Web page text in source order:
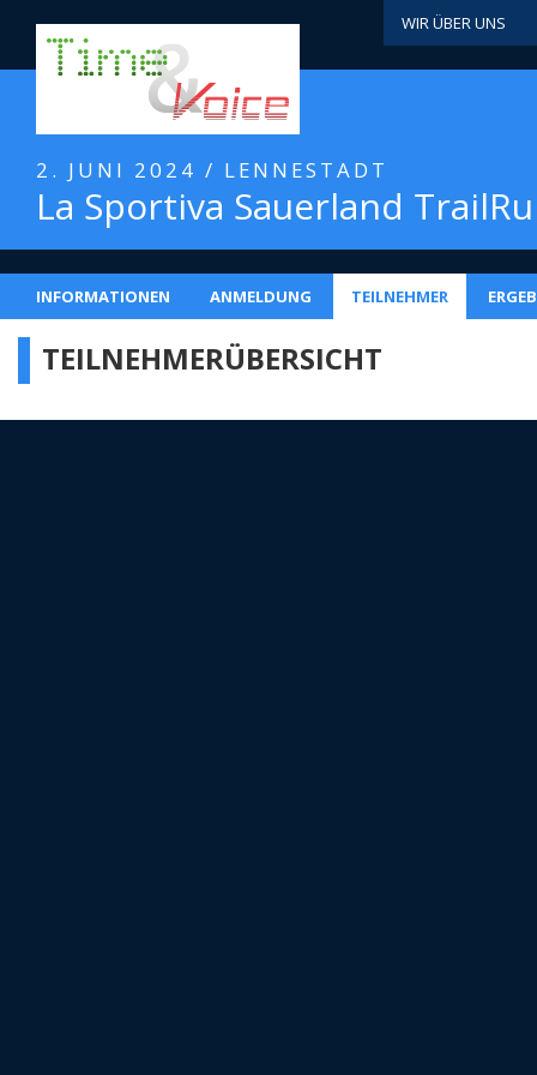
WIR ÜBER UNS
2. JUNI 2024 / LENNESTADT
La Sportiva Sauerland
INFORMATIONEN ANMELDUNG TEILNEHMER
TEILNEHMERÜBERSICHT